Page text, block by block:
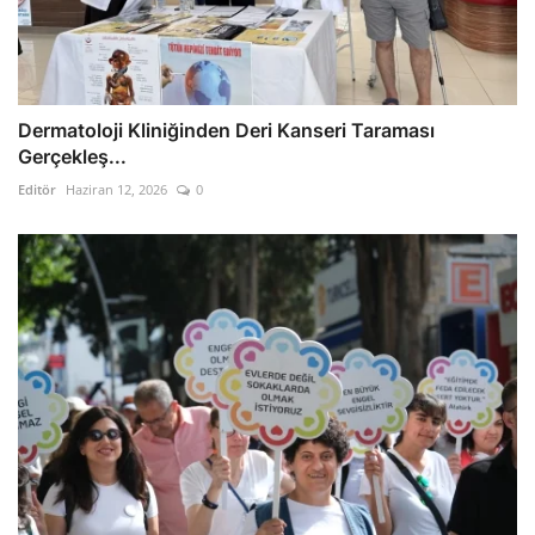
Dermatoloji Kliniğinden Deri Kanseri Taraması
Gerçekleş...
Editör Haziran 12, 2026 0